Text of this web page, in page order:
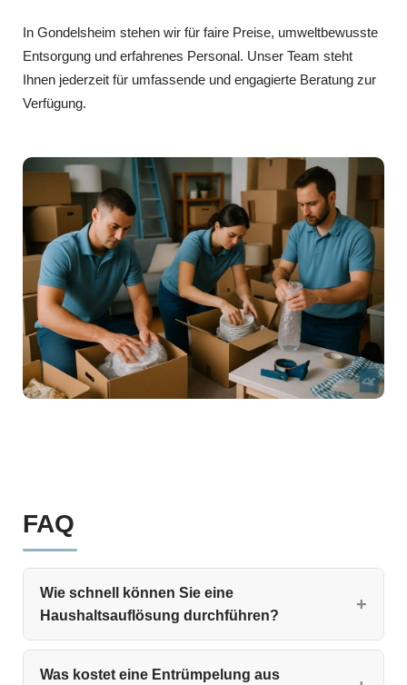
In Gondelsheim stehen wir für faire Preise, umweltbewusste
Entsorgung und erfahrenes Personal. Unser Team steht
Ihnen jederzeit für umfassende und engagierte Beratung zur
Verfügung.
FAQ
Wie schnell können Sie eine
Haushaltsauflösung durchführen?
Was kostet eine Entrümpelung aus